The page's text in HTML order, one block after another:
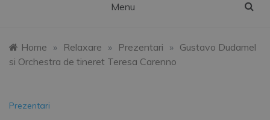
Menu
Home » Relaxare » Prezentari » Gustavo Dudamel
si Orchestra de tineret Teresa Carenno
Prezentari